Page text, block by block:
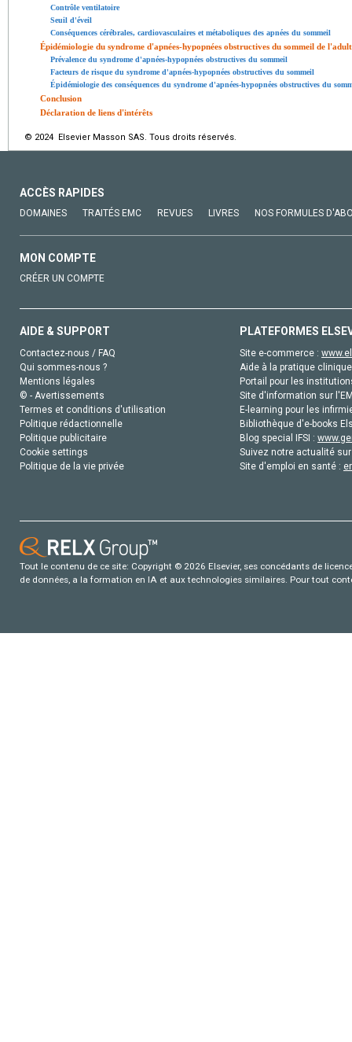
Contrôle ventilatoire
Seuil d'éveil
Conséquences cérébrales, cardiovasculaires et métaboliques des apnées du sommeil
Épidémiologie du syndrome d'apnées-hypopnées obstructives du sommeil de
Prévalence du syndrome d'apnées-hypopnées obstructives du sommeil
Facteurs de risque du syndrome d'apnées-hypopnées obstructives du sommeil
Épidémiologie des conséquences du syndrome d'apnées-hypopnées obstructives du
Conclusion
Déclaration de liens d'intérêts
© 2024 Elsevier Masson SAS. Tous droits réservés.
ACCÈS RAPIDES
DOMAINES TRAITÉS EMC REVUES LIVRES NOS FORMULES
MON COMPTE
CRÉER UN COMPTE
AIDE & SUPPORT
Contactez-nous / FAQ
Qui sommes-nous ?
Mentions légales
© - Avertissements
Termes et conditions d'utilisation
Politique rédactionnelle
Politique publicitaire
Cookie settings
Politique de la vie privée
PLATEFORMES
Site e-commerce :
Aide à la pratique
Portail pour les
Site d'information sur
E-learning pour les
Bibliothèque d'e-books
Blog special IFSI :
Suivez notre actualité
Site d'emploi en santé :
Tout le contenu de ce site: Copyright © 2026 Elsevier, ses concédants de
de données, a la formation en IA et aux technologies similaires. Pour tout